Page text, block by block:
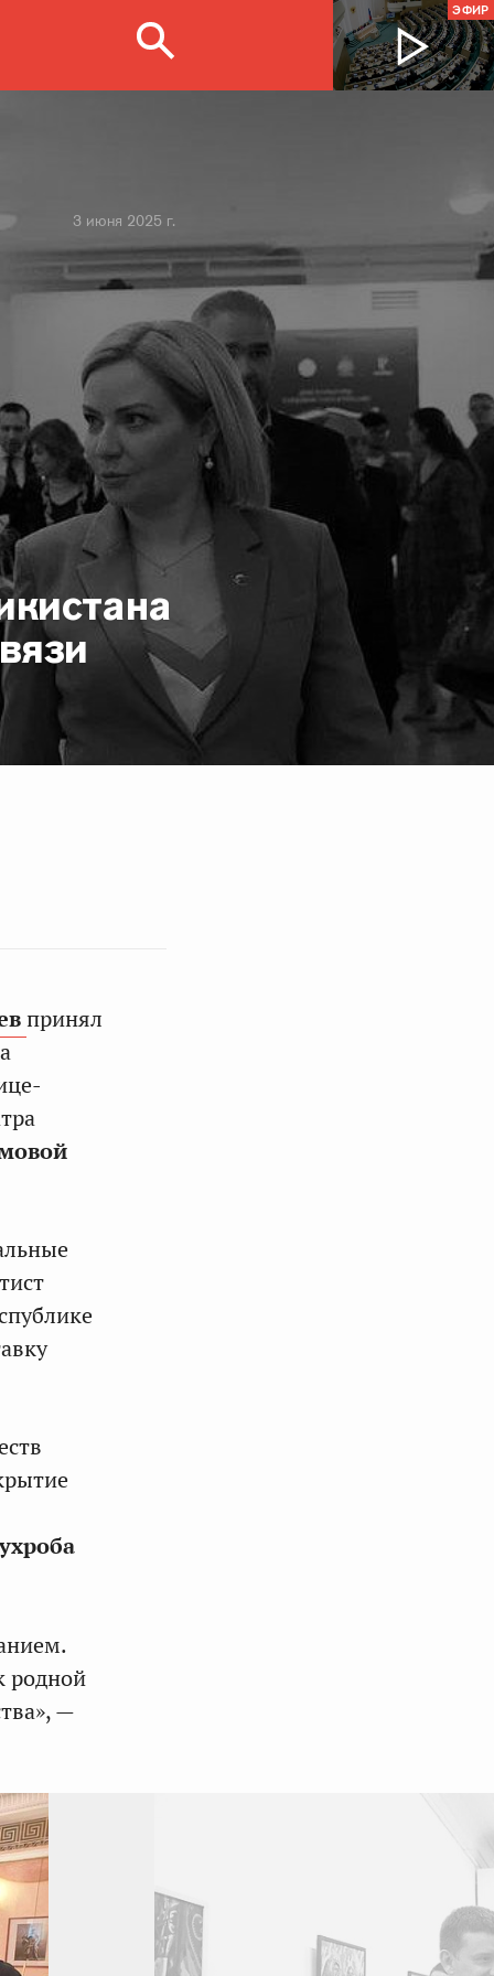
ЭФИР
3 июня 2025 г.
принял
родной
—